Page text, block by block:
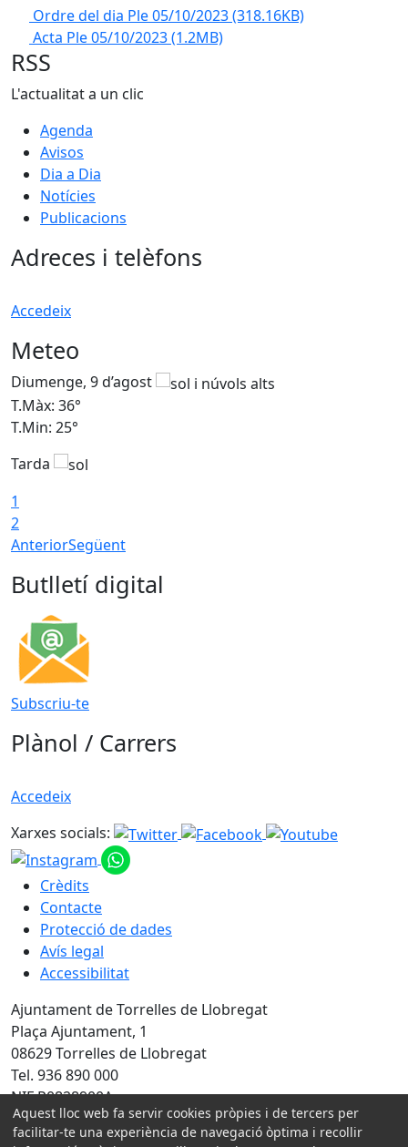
Ordre del dia Ple 05/10/2023(318.16KB)
Acta Ple 05/10/2023(1.2MB)
RSS
L'actualitat a un clic
Agenda
Avisos
Dia a Dia
Notícies
Publicacions
Adreces i telèfons
Accedeix
Meteo
Diumenge, 9 d’agost
T.Màx: 36°
T.Min: 25°
Tarda
1
2
AnteriorSegüent
Butlletí digital
Subscriu-te
Plànol / Carrers
Accedeix
Xarxes socials:
Crèdits
Contacte
Protecció de dades
Avís legal
Accessibilitat
Ajuntament de Torrelles de Llobregat
Plaça Ajuntament, 1
08629 Torrelles de Llobregat
Tel. 936 890 000
NIF P0828900A
Amb la col·laboració de:
Aquest lloc web fa servir cookies pròpies i de tercers per
facilitar-te una experiència de navegació òptima i recollir